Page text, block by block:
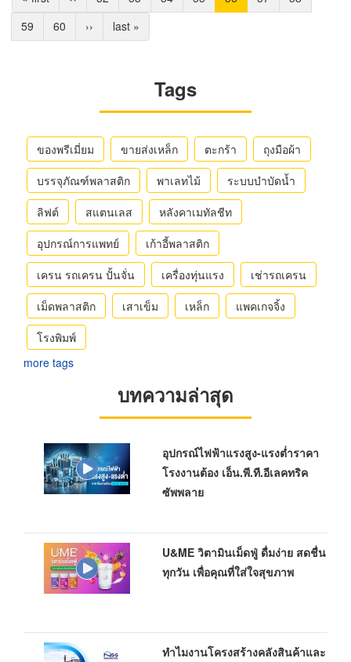
หน้า
page
Page
59 Page
60
Next
page
››
Last
page
last »
Tags
ของพรีเมี่ยม ขายส่งเหล็ก ตะกร้า
ถุงมือผ้า
บรรจุภัณฑ์พลาสติก
พาเลทไม้
ระบบบำบัดน้ำ
ลิฟต์
สแตนเลส
หลังคาเมทัลชีท
อุปกรณ์การแพทย์
เก้าอี้พลาสติก
เครน รถเครน ปั้นจั่น
เครื่องทุ่นแรง
เช่ารถเครน
เม็ดพลาสติก
เสาเข็ม เหล็ก
แพคเกจจิ้ง
โรงพิมพ์
more tags
บทความล่าสุด
อุปกรณ์ไฟฟ้าแรงสูง-แรงต่ำราคา
โรงงานต้อง เอ็น.พี.ที.อีเลคทริค
ซัพพลาย
U&ME วิตามินเม็ดฟู่ ดื่มง่าย สดชื่น
ทุกวัน เพื่อคุณที่ใส่ใจสุขภาพ
ทำไมงานโครงสร้างคลังสินค้าและ